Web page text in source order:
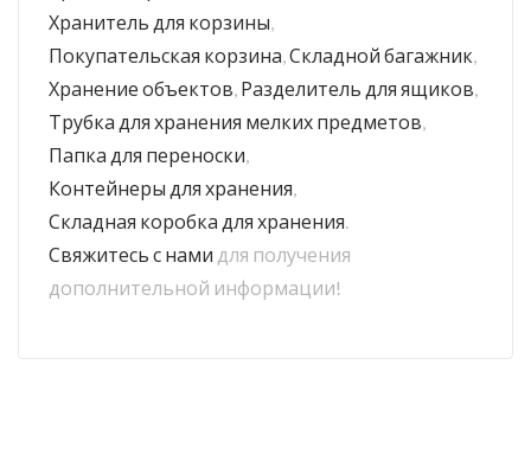
Хранитель для корзины,
Покупательская корзина,Складной багажник,
Хранение объектов, Разделитель для ящиков,
Трубка для хранения мелких предметов,
Папка для переноски,
Контейнеры для хранения,
Складная коробка для хранения.
Свяжитесь с нами для получения
дополнительной информации!